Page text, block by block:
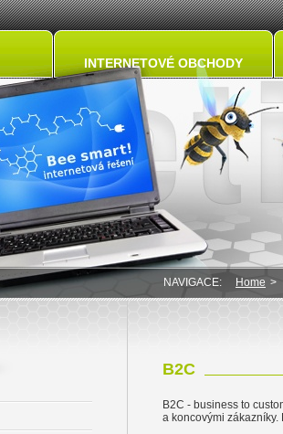
INTERNETOVÉ OBCHODY
NAVIGACE: Home >
B2C
B2C - business to
a koncovými